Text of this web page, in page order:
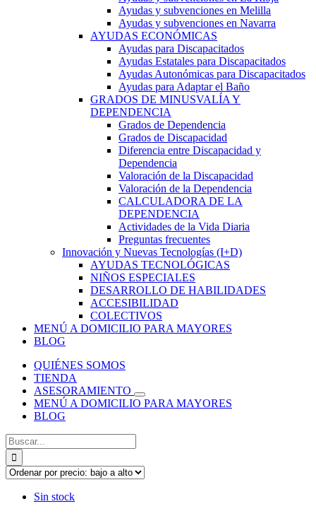
Ayudas y subvenciones en Melilla
Ayudas y subvenciones en Navarra
AYUDAS ECONÓMICAS
Ayudas para Discapacitados
Ayudas Estatales para Discapacitados
Ayudas Autonómicas para Discapacitados
Ayudas para Adaptar el Baño
GRADOS DE MINUSVALÍA Y
DEPENDENCIA
Grados de Dependencia
Grados de Discapacidad
Diferencia entre Discapacidad y
Dependencia
Valoración de la Discapacidad
Valoración de la Dependencia
CALCULADORA DE LA
DEPENDENCIA
Actividades de la Vida Diaria
Preguntas frecuentes
Innovación y Nuevas Tecnologías (I+D)
AYUDAS TECNOLÓGICAS
NIÑOS ESPECIALES
DESARROLLO DE HABILIDADES
ACCESIBILIDAD
COLECTIVOS
MENÚ A DOMICILIO PARA MAYORES
BLOG
QUIÉNES SOMOS
TIENDA
ASESORAMIENTO
MENÚ A DOMICILIO PARA MAYORES
BLOG
Buscar:
Sin stock